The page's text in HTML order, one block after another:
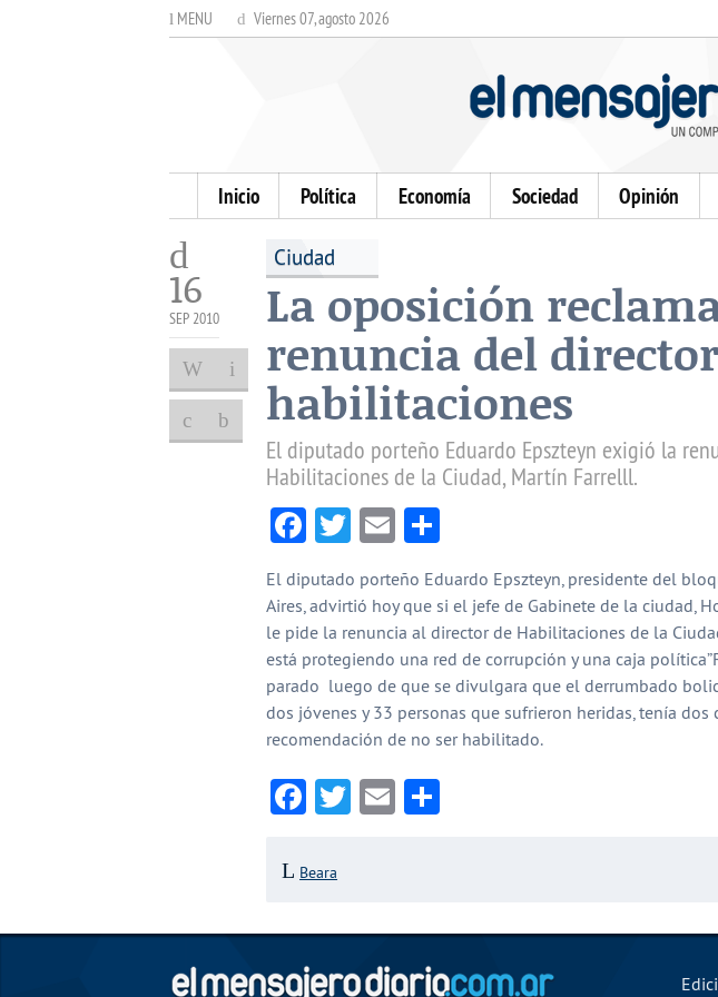
MENU Viernes 07, agosto 2026
Inicio Política Economía Sociedad Opinión
16
SEP 2010
Ciudad
La oposición
renuncia del
habilitaciones
El diputado porteño Eduardo Epszteyn exigió la
Habilitaciones de la Ciudad, Martín Farrelll.
Facebook
Twitter
EmailCompartir
El diputado porteño Eduardo Epszteyn, presidente del
Aires, advirtió hoy que si el jefe de Gabinete de la ciudad,
le pide la renuncia al director de Habilitaciones de la
está protegiendo una red de corrupción y una caja
parado luego de que se divulgara que el derrumbado
dos jóvenes y 33 personas que sufrieron heridas, tenía dos
recomendación de no ser habilitado.
Facebook
Twitter
EmailCompartir
Beara